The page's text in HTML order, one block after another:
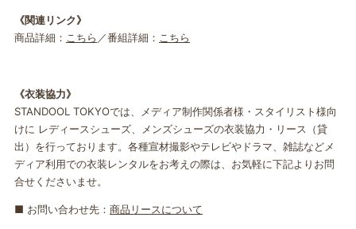
《関連リンク》
商品詳細： こちら ／番組詳細： こちら
《衣装協力》
STANDOOL TOKYOでは、メディア制作関係者様・スタイリスト様向
けに レディースシューズ、メンズシューズの衣装協力・リース（貸
出）を行っております。各種宣材撮影やテレビやドラマ、雑誌などメ
ディア利用での衣装レンタルをお考えの際は、お気軽に下記よりお問
合せくださいませ。
■ お問い合わせ先： 商品リースについて